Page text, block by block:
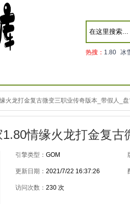
热搜： 1.80 冰
火龙打金复古微变三职业传奇版本_带假人_
情缘火龙打金复
引擎类型： GOM
更新日期： 2021/7/22 16:37:26
访问次数： 230 次